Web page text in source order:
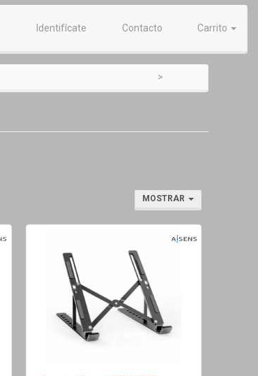
Identifícate Contacto Carrito
MOSTRAR